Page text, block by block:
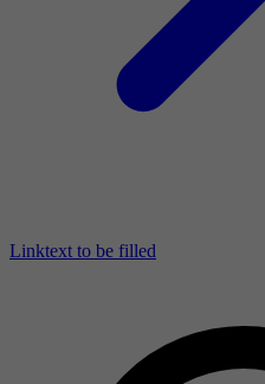
Linktext to be filled